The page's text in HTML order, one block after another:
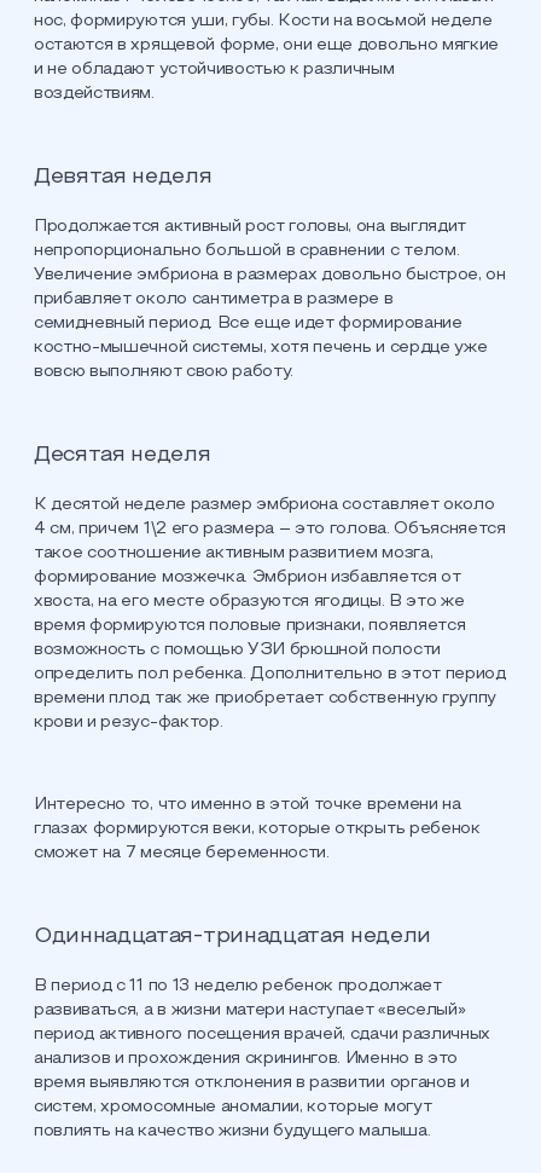
нос, формируются уши, губы. Кости на восьмой неделе
остаются в хрящевой форме, они еще довольно мягкие
и не обладают устойчивостью к различным
воздействиям.
Девятая неделя
Продолжается активный рост головы, она выглядит
непропорционально большой в сравнении с телом.
Увеличение эмбриона в размерах довольно быстрое, он
прибавляет около сантиметра в размере в
семидневный период. Все еще идет формирование
костно-мышечной системы, хотя печень и сердце уже
вовсю выполняют свою работу.
Десятая неделя
К десятой неделе размер эмбриона составляет около
4 см, причем 1\2 его размера – это голова. Объясняется
такое соотношение активным развитием мозга,
формирование мозжечка. Эмбрион избавляется от
хвоста, на его месте образуются ягодицы. В это же
время формируются половые признаки, появляется
возможность с помощью УЗИ брюшной полости
определить пол ребенка. Дополнительно в этот период
времени плод так же приобретает собственную группу
крови и резус-фактор.
Интересно то, что именно в этой точке времени на
глазах формируются веки, которые открыть ребенок
сможет на 7 месяце беременности.
Одиннадцатая-тринадцатая недели
В период с 11 по 13 неделю ребенок продолжает
развиваться, а в жизни матери наступает «веселый»
период активного посещения врачей, сдачи различных
анализов и прохождения скринингов. Именно в это
время выявляются отклонения в развитии органов и
систем, хромосомные аномалии, которые могут
повлиять на качество жизни будущего малыша.